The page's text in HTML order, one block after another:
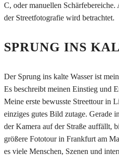
C, oder manuellen
der Streetfotografie wird betrachtet.
SPRUNG INS
Der Sprung ins kalte Wasser ist
Es beschreibt meinen Einstieg und
Meine erste bewusste Streettour in
einziges gutes Bild zutage. Gerade
der Kamera auf der Straße auffällt,
größere Fototour in Frankfurt am
es viele Menschen, Szenen und